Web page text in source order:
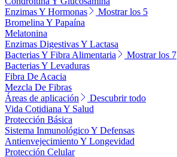
Enzimas Y Hormonas
Mostrar los 5
Bromelina Y Papaína
Melatonina
Enzimas Digestivas Y Lactasa
Bacterias Y Fibra Alimentaria
Mostrar los 7
Bacterias Y Levaduras
Fibra De Acacia
Mezcla De Fibras
Áreas de aplicación
Descubrir todo
Vida Cotidiana Y Salud
Protección Básica
Sistema Inmunológico Y Defensas
Antienvejecimiento Y Longevidad
Protección Celular